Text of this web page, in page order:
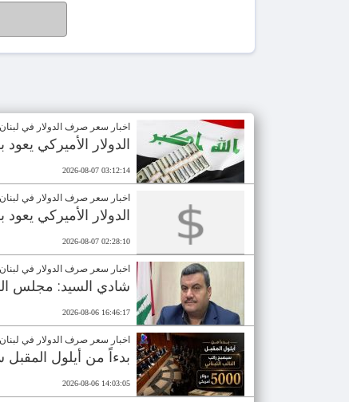
اخبار سعر صرف الدولار في لبنان
الدولار الأميركي
2026-08-07 03:12:14
اخبار سعر صرف الدولار في لبنان
الدولار الأميركي
2026-08-07 02:28:10
اخبار سعر صرف الدولار في لبنان
شادي السيد: مجلس النواب يعطي لكل فرد فيه 3000 دولار
2026-08-06 16:46:17
اخبار سعر صرف الدولار في لبنان
بدءاً من أيلول المقبل سيصبح
2026-08-06 14:03:05